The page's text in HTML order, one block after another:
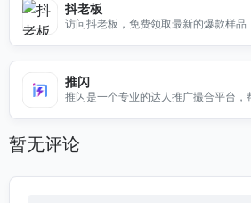
抖老板
访问抖老板，免费领取最新的爆款样品
推闪
推闪是一个专业的达人推广撮合平台，
暂无评论